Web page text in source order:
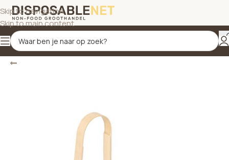
Skip to navigation
Skip to main content
Terug Home/Bestek